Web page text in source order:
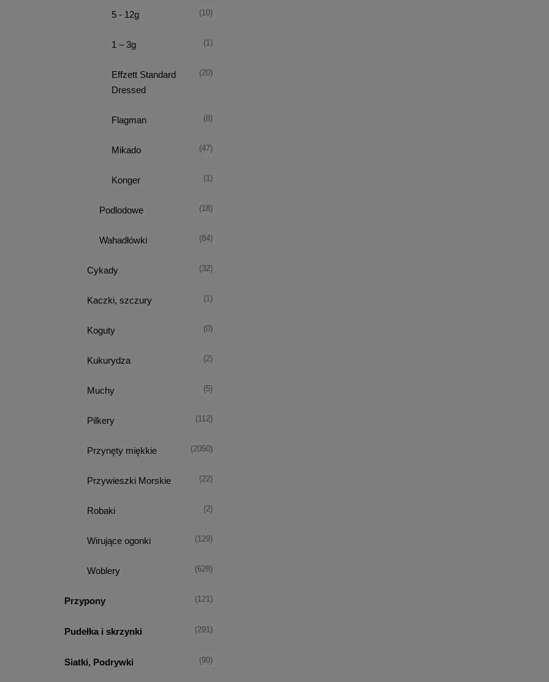
5 - 12g (10)
1 – 3g (1)
Effzett Standard
Dressed
(20)
Flagman (8)
Mikado (47)
Konger (1)
Podlodowe (18)
Wahadłówki (84)
Cykady (32)
Kaczki, szczury (1)
Koguty (0)
Kukurydza (2)
Muchy (5)
Pilkery (112)
Przynęty miękkie (2050)
Przywieszki Morskie (22)
Robaki (2)
Wirujące ogonki (129)
Woblery (628)
Przypony (121)
Pudełka i skrzynki (291)
Siatki, Podrywki (90)